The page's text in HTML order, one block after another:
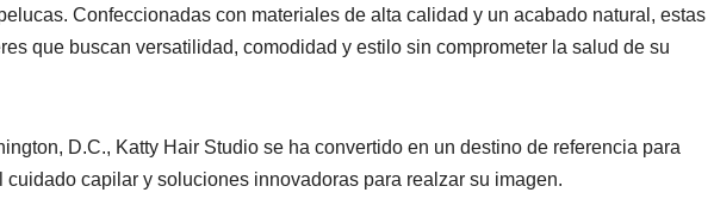
Confeccionadas con materiales de alta calidad y un acabado natural, estas
que buscan versatilidad, comodidad y estilo sin comprometer la salud de su
D.C., Katty Hair Studio se ha convertido en un destino de referencia para
capilar y soluciones innovadoras para realzar su imagen.